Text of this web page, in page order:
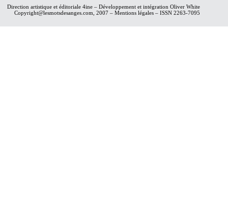
Direction artistique et éditoriale 4ine – Développement et intégration Oliver White
Copyright@lesmotsdesanges.com, 2007 – Mentions légales – ISSN 2263-7095